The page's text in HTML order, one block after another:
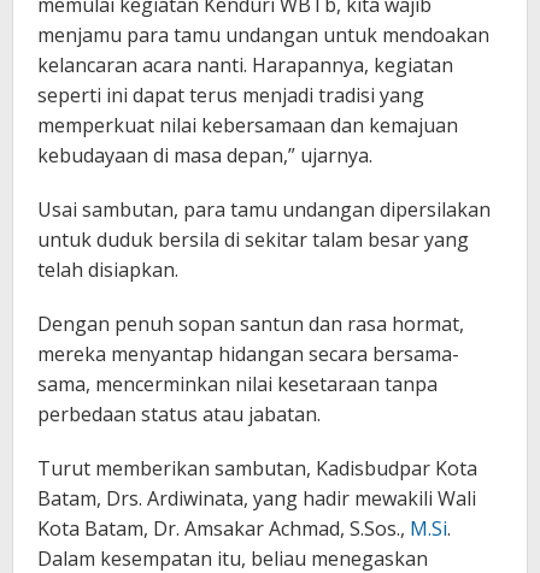
menjamu para tamu undangan untuk mendoakan
kelancaran acara nanti. Harapannya, kegiatan
seperti ini dapat terus menjadi tradisi yang
memperkuat nilai kebersamaan dan kemajuan
kebudayaan di masa depan,” ujarnya.
Usai sambutan, para tamu undangan dipersilakan
untuk duduk bersila di sekitar talam besar yang
telah disiapkan.
Dengan penuh sopan santun dan rasa hormat,
mereka menyantap hidangan secara bersama-
sama, mencerminkan nilai kesetaraan tanpa
perbedaan status atau jabatan.
Turut memberikan sambutan, Kadisbudpar Kota
Batam, Drs. Ardiwinata, yang hadir mewakili Wali
Kota Batam, Dr. Amsakar Achmad, S.Sos., M.Si.
Dalam kesempatan itu, beliau menegaskan